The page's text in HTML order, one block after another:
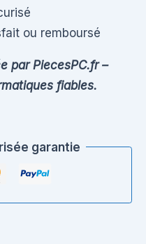
ou remboursé
par PiecesPC.fr –
fiables.
garantie